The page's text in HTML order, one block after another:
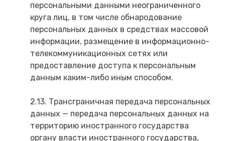
персональными данными неограниченного
круга лиц, в том числе обнародование
персональных данных в средствах массовой
информации, размещение в информационно-
телекоммуникационных сетях или
предоставление доступа к персональным
данным каким-либо иным способом.
2.13. Трансграничная передача персональных
данных — передача персональных данных на
территорию иностранного государства
органу власти иностранного государства,